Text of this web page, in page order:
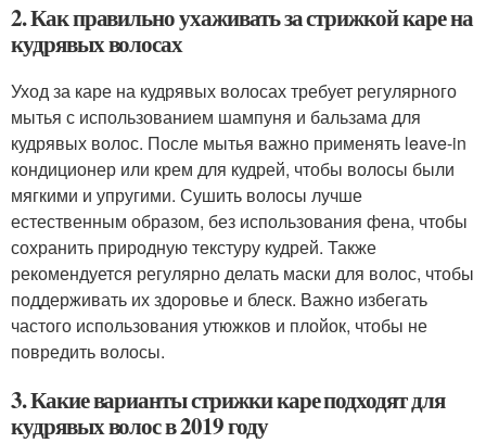
2. Как правильно ухаживать за стрижкой каре на
кудрявых волосах
Уход за каре на кудрявых волосах требует регулярного
мытья с использованием шампуня и бальзама для
кудрявых волос. После мытья важно применять leave-in
кондиционер или крем для кудрей, чтобы волосы были
мягкими и упругими. Сушить волосы лучше
естественным образом, без использования фена, чтобы
сохранить природную текстуру кудрей. Также
рекомендуется регулярно делать маски для волос, чтобы
поддерживать их здоровье и блеск. Важно избегать
частого использования утюжков и плойок, чтобы не
повредить волосы.
3. Какие варианты стрижки каре подходят для
кудрявых волос в 2019 году